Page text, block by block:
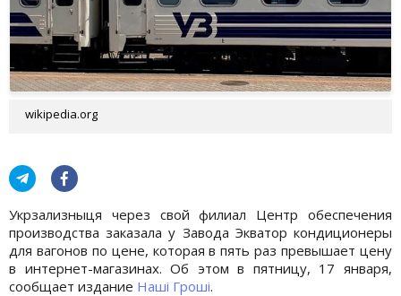
wikipedia.org
Укрзализныця через свой филиал Центр обеспечения
производства заказала у Завода Экватор кондиционеры
для вагонов по цене, которая в пять раз превышает цену
в интернет-магазинах. Об этом в пятницу, 17 января,
сообщает издание Наші Гроші.